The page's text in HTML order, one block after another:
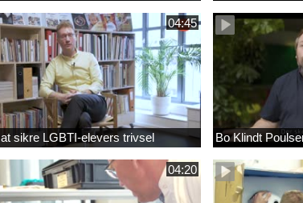
04:45
sikre LGBTI-elevers trivsel Bo Klindt
04:20